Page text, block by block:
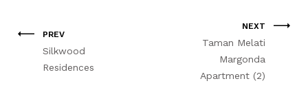
PREV
Silkwood
Residences
NEXT
Taman Melati
Margonda
Apartment (2)